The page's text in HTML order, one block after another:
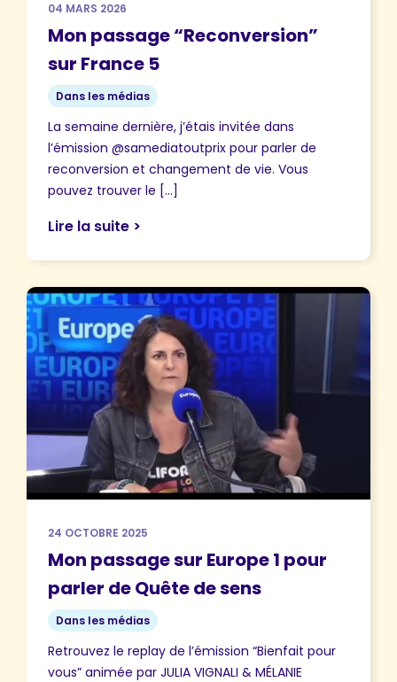
04 MARS 2026
Mon passage “Reconversion”
sur France 5
Dans les médias
La semaine dernière, j’étais invitée dans
l’émission @samediatoutprix pour parler de
reconversion et changement de vie. Vous
pouvez trouver le […]
Lire la suite >
24 OCTOBRE 2025
Mon passage sur Europe 1 pour
parler de Quête de sens
Dans les médias
Retrouvez le replay de l’émission “Bienfait pour
vous” animée par JULIA VIGNALI & MÉLANIE